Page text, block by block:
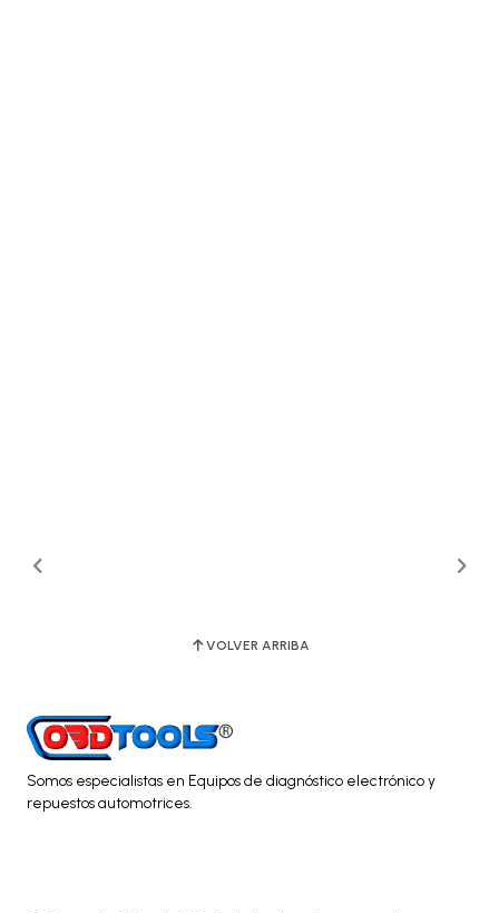
VOLVER ARRIBA
Somos especialistas en Equipos de diagnóstico electrónico y
repuestos automotrices.